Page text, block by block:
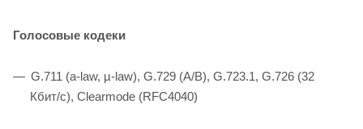
Голосовые кодеки
G.711 (a-law, µ-law), G.729 (A/B), G.723.1, G.726 (32
Кбит/c), Clearmode (RFC4040)